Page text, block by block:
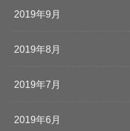
2019年9月
2019年8月
2019年7月
2019年6月